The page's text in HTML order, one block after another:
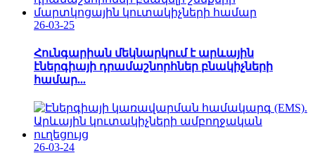
26-03-25
Հունգարիան մեկնարկում է արևային
էներգիայի դրամաշնորհներ բնակիչների
համար...
26-03-24